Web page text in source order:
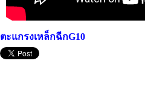
ตะแกรงเหล็กฉีกG10